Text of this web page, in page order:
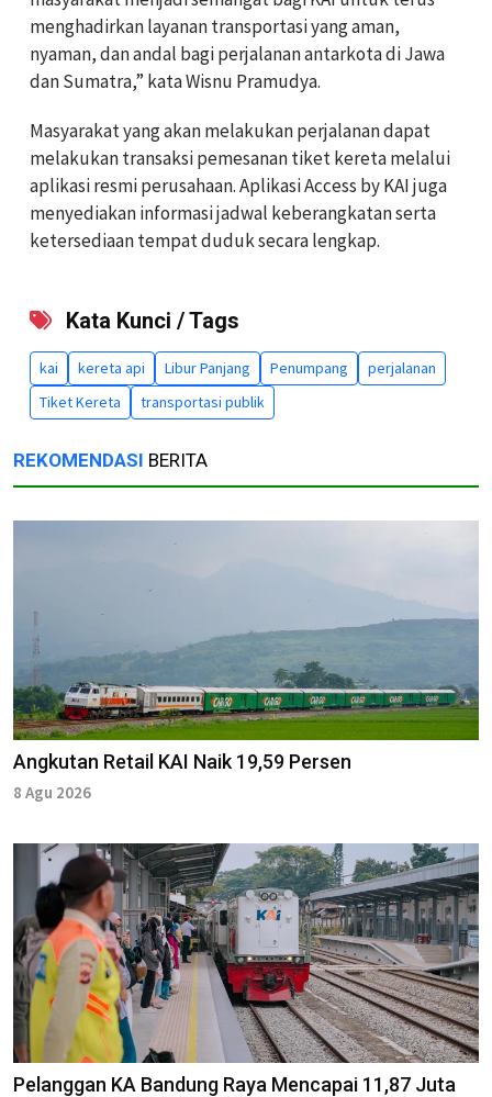
menghadirkan layanan transportasi yang aman,
nyaman, dan andal bagi perjalanan antarkota di Jawa
dan Sumatra,” kata Wisnu Pramudya.
Masyarakat yang akan melakukan perjalanan dapat
melakukan transaksi pemesanan tiket kereta melalui
aplikasi resmi perusahaan. Aplikasi Access by KAI juga
menyediakan informasi jadwal keberangkatan serta
ketersediaan tempat duduk secara lengkap.
Kata Kunci / Tags
kai kereta api Libur Panjang Penumpang
perjalanan
Tiket Kereta
transportasi publik
REKOMENDASI BERITA
Angkutan Retail KAI Naik 19,59 Persen
8 Agu 2026
Pelanggan KA Bandung Raya Mencapai 11,87 Juta